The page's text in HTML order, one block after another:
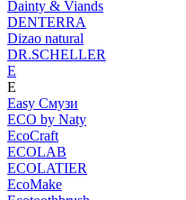
Dainty & Viands
DENTERRA
Dizao natural
DR.SCHELLER
E
E
Easy Смузи
ECO by Naty
EcoCraft
ECOLAB
ECOLATIER
EcoMake